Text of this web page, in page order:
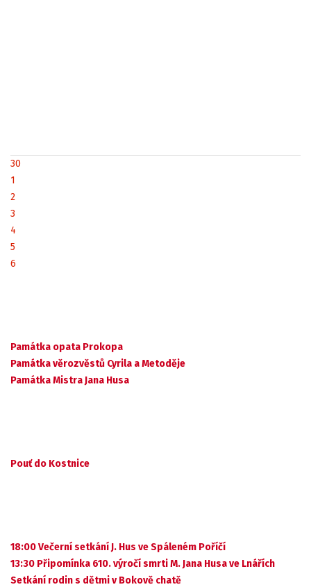
30
1
2
3
4
5
6
Památka opata Prokopa
Památka věrozvěstů Cyrila a Metoděje
Památka Mistra Jana Husa
Pouť do Kostnice
18:00 Večerní setkání J. Hus ve Spáleném Poříčí
13:30 Připomínka 610. výročí smrti M. Jana Husa ve Lnářích
Setkání rodin s dětmi v Bokově chatě